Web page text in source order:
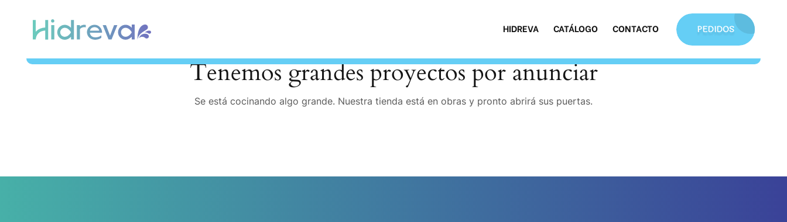
HIDREVA CATÁLOGO CONTACTO PEDIDOS
Tenemos grandes proyectos por anunciar
Se está cocinando algo grande. Nuestra tienda está en obras y pronto abrirá sus puertas.